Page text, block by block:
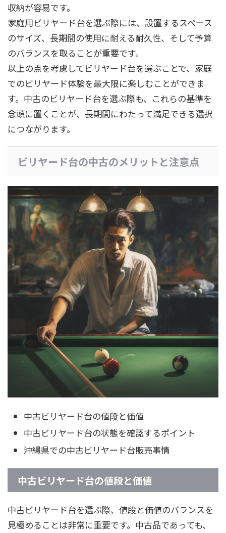
収納が容易です。
家庭用ビリヤード台を選ぶ際には、設置するスペース
のサイズ、長期間の使用に耐える耐久性、そして予算
のバランスを取ることが重要です。
以上の点を考慮してビリヤード台を選ぶことで、家庭
でのビリヤード体験を最大限に楽しむことができま
す。中古のビリヤード台を選ぶ際も、これらの基準を
念頭に置くことが、長期間にわたって満足できる選択
につながります。
ビリヤード台の中古のメリットと注意点
中古ビリヤード台の値段と価値
中古ビリヤード台の状態を確認するポイント
沖縄県での中古ビリヤード台販売事情
中古ビリヤード台の値段と価値
中古ビリヤード台を選ぶ際、値段と価値のバランスを
見極めることは非常に重要です。中古品であっても、